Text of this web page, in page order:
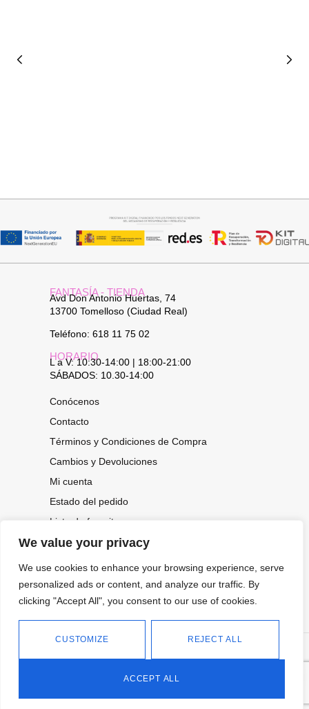
We value your privacy
We use cookies to enhance your browsing experience, serve
personalized ads or content, and analyze our traffic. By
clicking "Accept All", you consent to our use of cookies.
CUSTOMIZE REJECT ALL
ACCEPT ALL
FANTASÍA - TIENDA
Avd Don Antonio Huertas, 74
13700 Tomelloso (Ciudad Real)
Teléfono: 618 11 75 02
HORARIO
L a V: 10:30-14:00 | 18:00-21:00
SÁBADOS: 10.30-14:00
Conócenos
Contacto
Términos y Condiciones de Compra
Cambios y Devoluciones
Mi cuenta
Estado del pedido
Lista de favoritos
CONOCE NUESTRAS NOVEDADES,
OFERTAS...
2026.